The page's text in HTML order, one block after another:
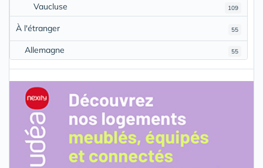
109
Vaucluse
55
À l'étranger
55
Allemagne